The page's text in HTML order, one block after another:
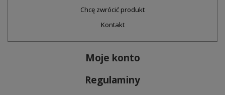
Chcę zwrócić produkt
Kontakt
Moje konto
Regulaminy